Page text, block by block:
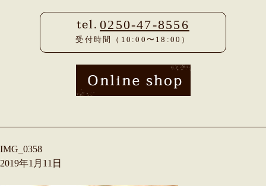
0250-47-8556
受付時間（10:00〜18:00）
IMG_0358
2019年1月11日